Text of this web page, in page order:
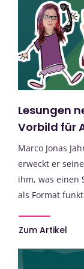
Lesungen
Vorbild für
Marco Jonas
erweckt er
ihm, was einen
als Format
Zum Artikel